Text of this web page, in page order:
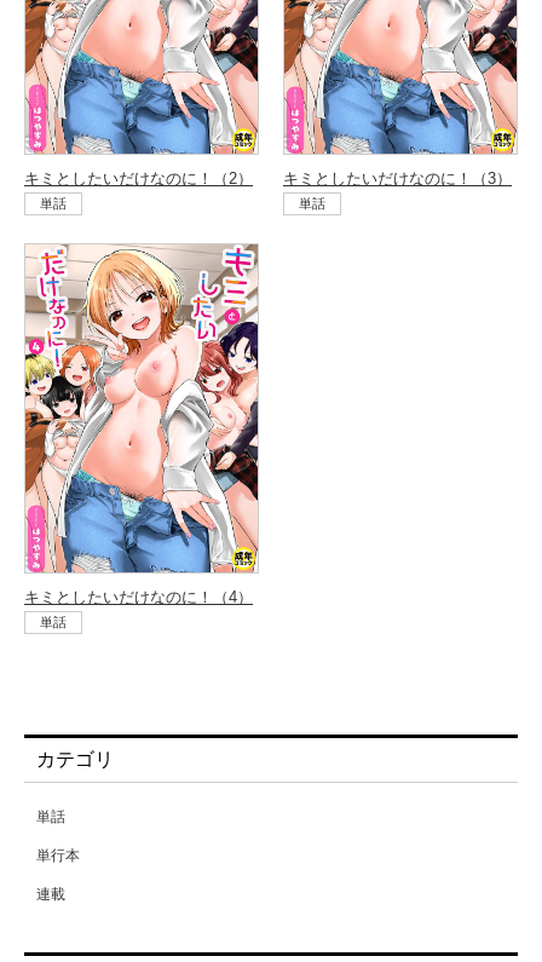
キミとしたいだけなのに！（2）
単話
キミとしたいだけなのに！（3）
単話
キミとしたいだけなのに！（4）
単話
カテゴリ
単話
単行本
連載